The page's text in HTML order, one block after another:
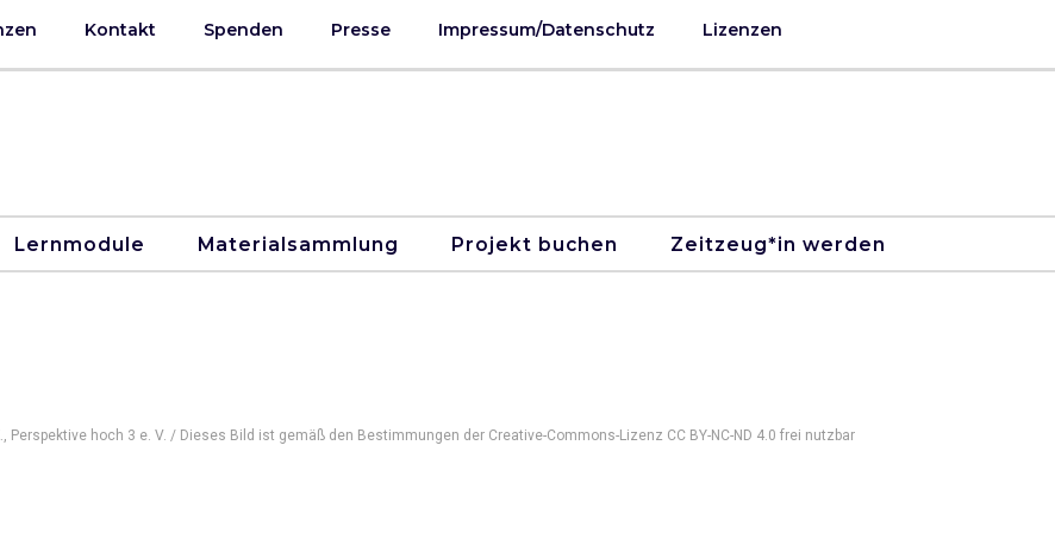
Kontakt Spenden Presse Impressum/Datenschutz Lizenzen
Lernmodule Materialsammlung Projekt buchen Zeitzeug*in werden
hoch 3 e. V. / Dieses Bild ist gemäß den Bestimmungen der Creative-Commons-Lizenz CC BY-NC-ND 4.0 frei nutzbar